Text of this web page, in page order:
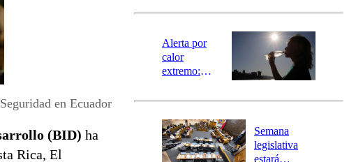
en Ecuador
(BID) ha
Rica, El
revisa la
epicentro
Alerta por
calor
extremo:
activa Alerta
Preventiva en
tres comunas
Semana
legislativa
estará